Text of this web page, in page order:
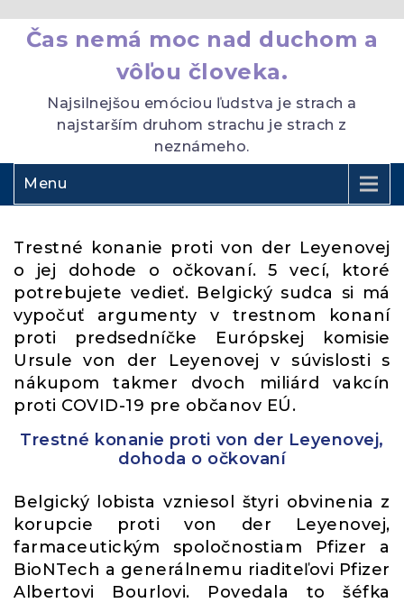
Čas nemá moc nad duchom a
vôľou človeka.
Najsilnejšou emóciou ľudstva je strach a
najstarším druhom strachu je strach z
neznámeho.
Menu
Trestné konanie proti von der Leyenovej
o jej dohode o očkovaní. 5 vecí, ktoré
potrebujete vedieť. Belgický sudca si má
vypočuť argumenty v trestnom konaní
proti predsedníčke Európskej komisie
Ursule von der Leyenovej v súvislosti s
nákupom takmer dvoch miliárd vakcín
proti COVID-19 pre občanov EÚ.
Trestné konanie proti von der Leyenovej,
dohoda o očkovaní
Belgický lobista vzniesol štyri obvinenia z
korupcie proti von der Leyenovej,
farmaceutickým spoločnostiam Pfizer a
BioNTech a generálnemu riaditeľovi Pfizer
Albertovi Bourlovi. Povedala to šéfka